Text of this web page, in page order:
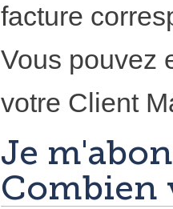
facture
Vous pouvez
votre Client
Je
Combien